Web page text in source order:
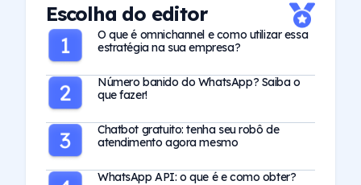
Escolha do editor
O que é omnichannel e como utilizar essa
estratégia na sua empresa?
Número banido do WhatsApp? Saiba o
que fazer!
Chatbot gratuito: tenha seu robô de
atendimento agora mesmo
WhatsApp API: o que é e como obter?